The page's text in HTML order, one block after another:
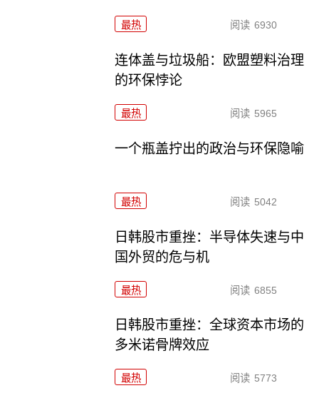
最热 阅读 6930
连体盖与垃圾船：欧盟塑料治理
的环保悖论
最热 阅读 5965
一个瓶盖拧出的政治与环保隐喻
最热 阅读 5042
日韩股市重挫：半导体失速与中
国外贸的危与机
最热 阅读 6855
日韩股市重挫：全球资本市场的
多米诺骨牌效应
最热 阅读 5773